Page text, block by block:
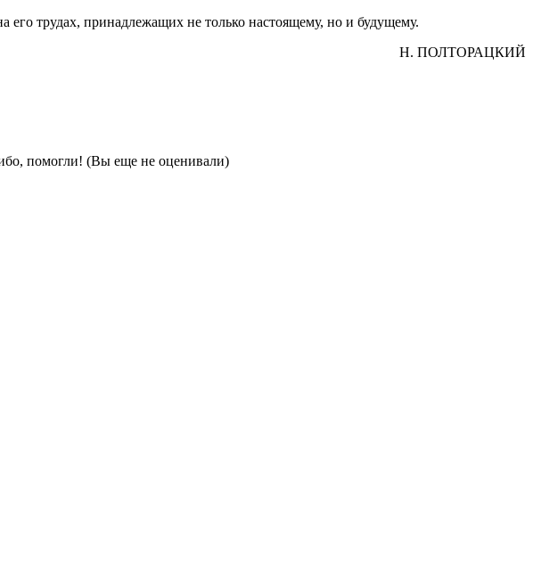
трудах, принадлежащих не только настоящему, но и будущему.
H. ПОЛТОРАЦКИЙ
(Вы еще не оценивали)